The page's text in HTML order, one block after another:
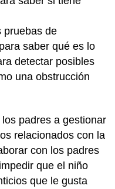
pruebas de
saber qué es lo
detectar posibles
una obstrucción
padres a gestionar
relacionados con la
con los padres
que el niño
que le gusta